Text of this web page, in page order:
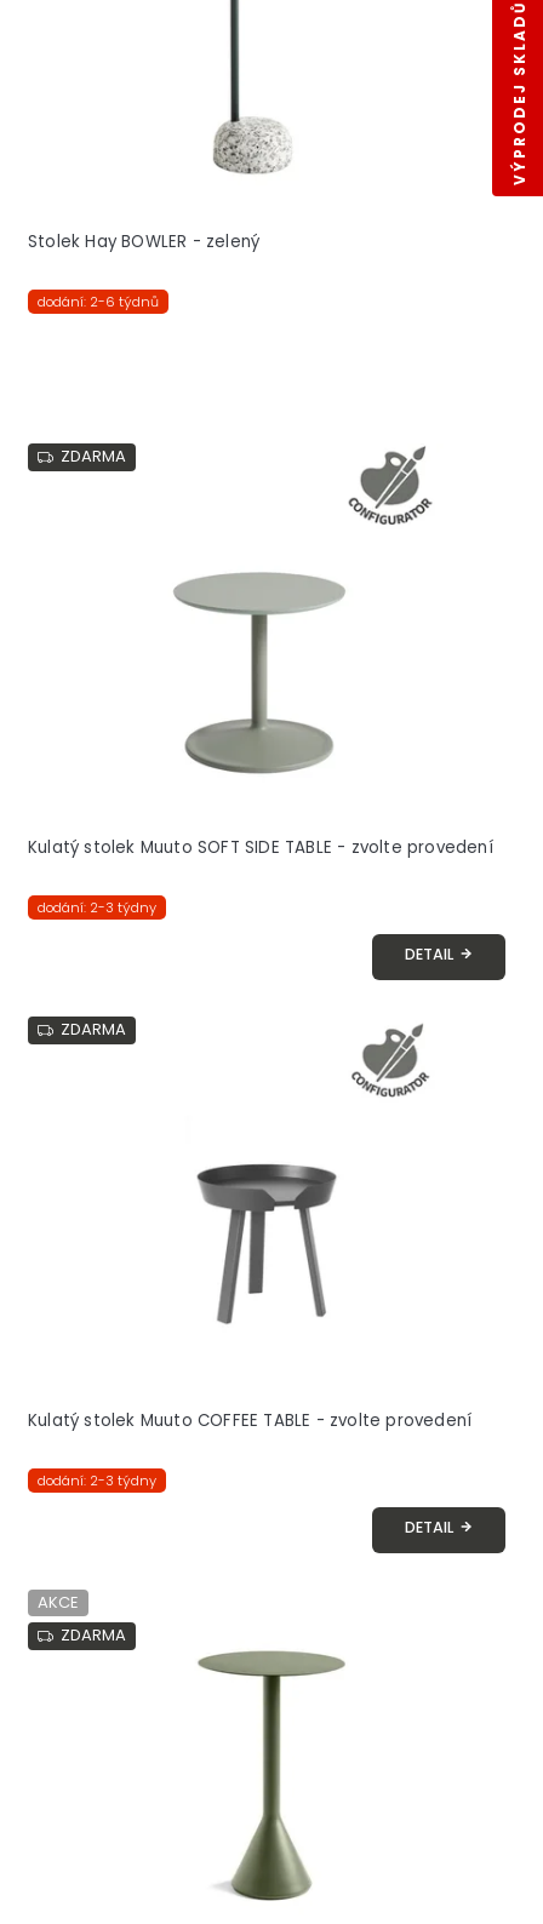
Stolek Hay BOWLER - zelený
dodání: 2-6 týdnů
ZDARMA
Kulatý stolek Muuto SOFT SIDE TABLE - zvolte provedení
dodání: 2-3 týdny
DETAIL
ZDARMA
Kulatý stolek Muuto COFFEE TABLE - zvolte provedení
dodání: 2-3 týdny
DETAIL
AKCE
ZDARMA
VÝPRODEJ SKLADŮ